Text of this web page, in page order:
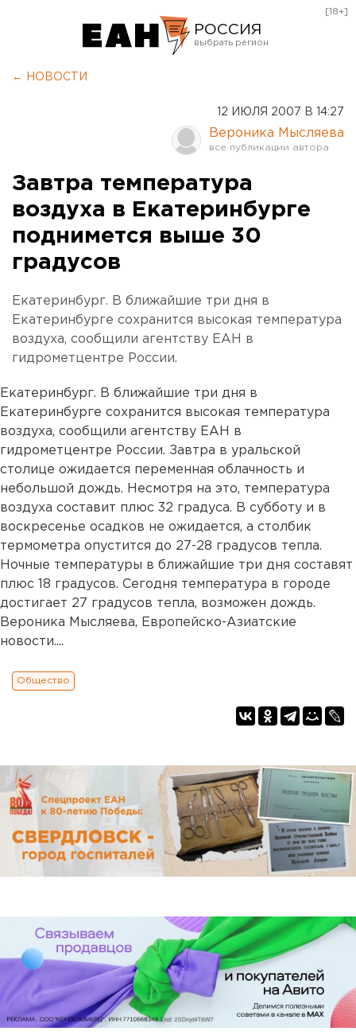
РОССИЯ
Оренбург
[18+]
← НОВОСТИ
12 ИЮЛЯ 2007 В 14:27
Вероника Мысляева
Завтра температура
воздуха в Екатеринбурге
поднимется выше 30
градусов
Екатеринбург. В ближайшие три дня в
Екатеринбурге сохранится высокая температура
воздуха, сообщили агентству ЕАН в
гидрометцентре России.
Екатеринбург. В ближайшие три дня в
Екатеринбурге сохранится высокая температура
воздуха, сообщили агентству ЕАН в
гидрометцентре России. Завтра в уральской
столице ожидается переменная облачность и
небольшой дождь. Несмотря на это, температура
воздуха составит плюс 32 градуса. В субботу и в
воскресенье осадков не ожидается, а столбик
термометра опустится до 27-28 градусов тепла.
Ночные температуры в ближайшие три дня составят
плюс 18 градусов. Сегодня температура в городе
достигает 27 градусов тепла, возможен дождь.
Вероника Мысляева, Европейско-Азиатские
новости....
Общество